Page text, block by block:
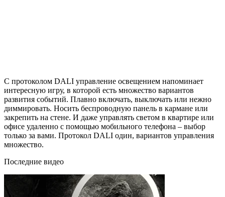
С протоколом DALI управление освещением напоминает
интересную игру, в которой есть множество вариантов
развития событий. Плавно включать, выключать или нежно
диммировать. Носить беспроводную панель в кармане или
закрепить на стене. И даже управлять светом в квартире или
офисе удаленно с помощью мобильного телефона – выбор
только за вами. Протокол DALI один, вариантов управления
множество.
Последние видео